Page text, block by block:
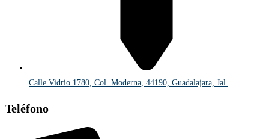
Calle Vidrio 1780, Col. Moderna, 44190, Guadalajara, Jal.
Teléfono